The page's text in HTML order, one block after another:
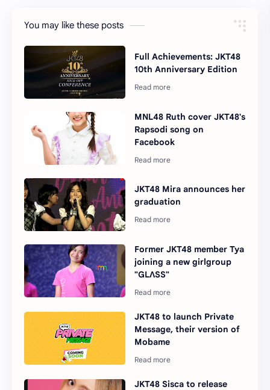
You may like these posts
Full Achievements: JKT48
10th Anniversary Edition
MNL48 Ruth cover JKT48's
Rapsodi song on
Facebook
JKT48 Mira announces her
graduation
Former JKT48 member Tya
joining a new girlgroup
"GLΛSS"
JKT48 to launch Private
Message, their version of
Mobame
JKT48 Sisca to release